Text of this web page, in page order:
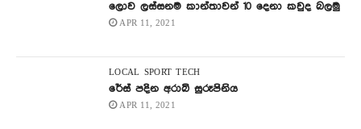
ලොව ලස්සනම කාන්තාවන් 10 දෙනා කවුද බලමු
APR 11, 2021
LOCAL SPORT TECH
රේස් පදින අරාබි සුරූපිනිය
APR 11, 2021